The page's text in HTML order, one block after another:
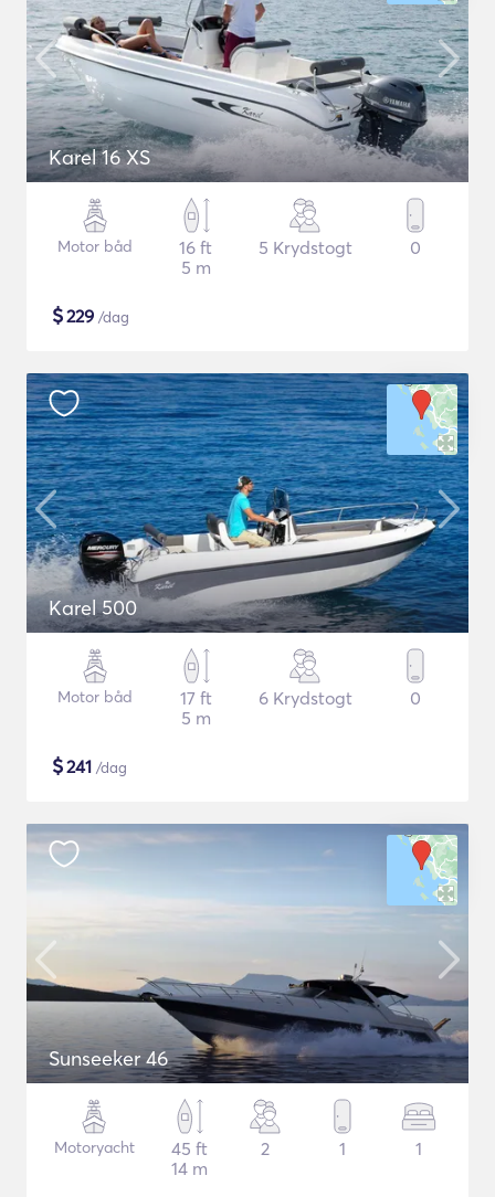
Karel 16 XS
Motor båd
16 ft
5 m
5 Krydstogt 0
$229 /dag
Karel 500
Motor båd
17 ft
5 m
6 Krydstogt 0
$241 /dag
Sunseeker 46
Motoryacht
45 ft
14 m
2 1 1